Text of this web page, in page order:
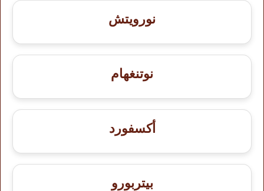
نورويتش
نوتنغهام
أكسفورد
بيتربورو